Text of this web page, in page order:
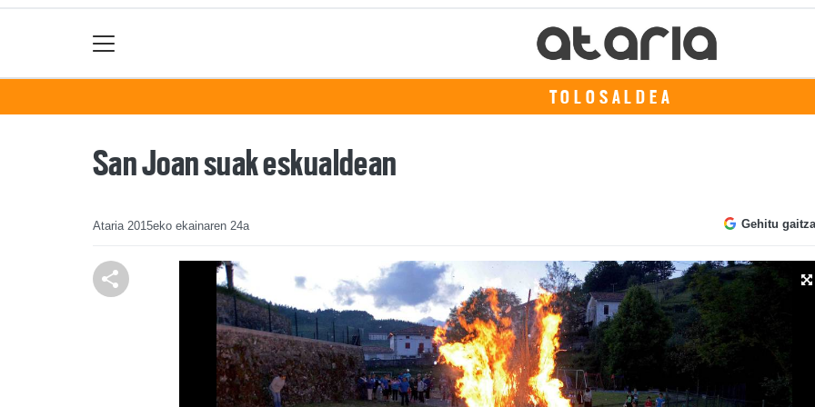
TOLOSALDEA
San Joan suak eskualdean
Ataria 2015eko ekainaren 24a Gehitu